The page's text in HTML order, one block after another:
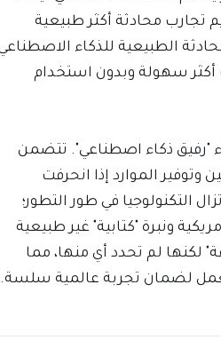
لضمان تجربة عالمية سلسة.